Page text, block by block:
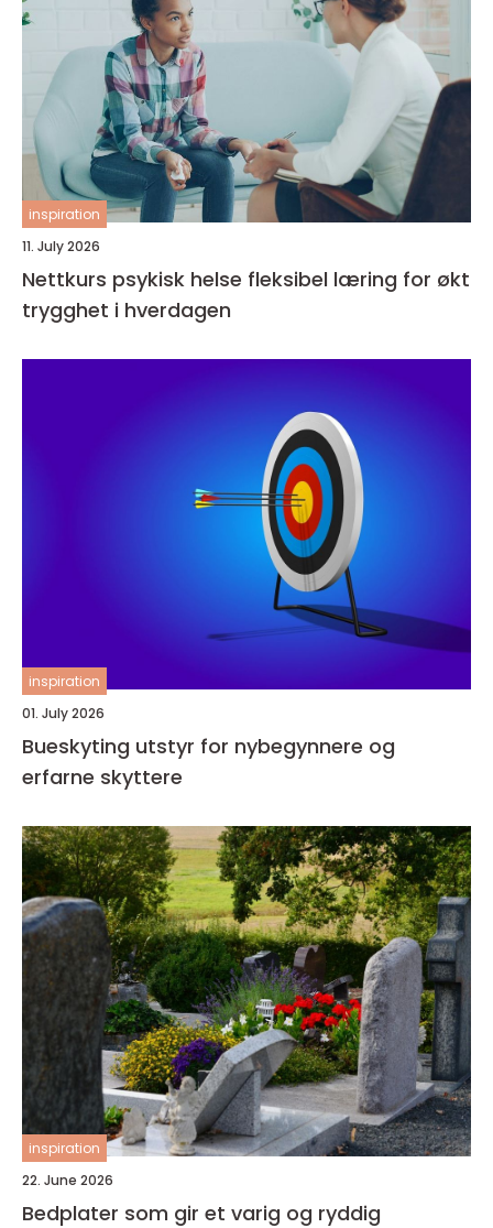
inspiration
11. July 2026
Nettkurs psykisk helse fleksibel læring for økt
trygghet i hverdagen
inspiration
01. July 2026
Bueskyting utstyr for nybegynnere og
erfarne skyttere
inspiration
22. June 2026
Bedplater som gir et varig og ryddig